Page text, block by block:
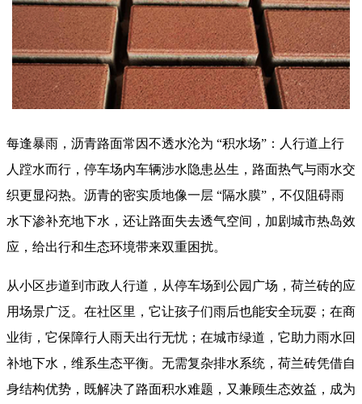
每逢暴雨，沥青路面常因不透水沦为 “积水场”：人行道上行
人蹚水而行，停车场内车辆涉水隐患丛生，路面热气与雨水交
织更显闷热。沥青的密实质地像一层 “隔水膜”，不仅阻碍雨
水下渗补充地下水，还让路面失去透气空间，加剧城市热岛效
应，给出行和生态环境带来双重困扰。​
从小区步道到市政人行道，从停车场到公园广场， 荷兰砖的应
用场景广泛。在社区里，它让孩子们雨后也能安全玩耍；在商
业街，它保障行人雨天出行无忧；在城市绿道，它助力雨水回
补地下水，维系生态平衡。无需复杂排水系统， 荷兰砖凭借自
身结构优势，既解决了路面积水难题，又兼顾生态效益，成为